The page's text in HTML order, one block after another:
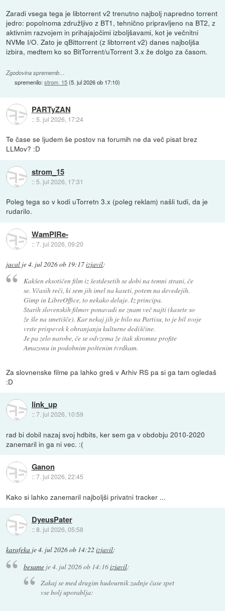
Zaradi vsega tega je libtorrent v2 trenutno najbolj napredno torrent
jedro: popolnoma združljivo z BT1, tehnično pripravljeno na BT2, z
aktivnim razvojem in prihajajočimi izboljšavami, kot je večnitni
NVMe I/O. Zato je qBittorrent (z libtorrent v2) danes najboljša
izbira, medtem ko so BitTorrent/uTorrent 3.x že dolgo za časom.
Zgodovina sprememb…
spremenilo:strom_15(5. jul 2026 ob 17:10)
PARTyZAN
::5. jul 2026, 17:24
Te čase se ljudem še postov na forumih ne da več pisat brez
LLMov? :D
strom_15
:: 5. jul 2026, 17:31
Poleg tega so v kodi uTorretn 3.x (poleg reklam) našli tudi, da je
rudarilo.
WamPIRe-
::7. jul 2026, 09:20
jacal je4. jul 2026 ob 19:17izjavil:
Kakšen eksotičen film iz šestdesetih se dobi na temni strani, če
se. Včasih reči, ki sem jih imel na kaseti, potem na devedejih.
Gimp in LibreOffice, to nekako deluje. Iz principa.
Starih slovenskih filmov ponavadi ne znam več najti (kasete so
že šle na smetišče). Kar nekaj jih je bilo na Partisu, to je bil svoje
vrste prispevek k ohranjanju kulturne dediščine.
Je pa zelo narobe, če se odvzema že itak skromne profite
Amazonu in podobnim poštenim tvrdkam.
Za slovnenske filme pa lahko greš v Arhiv RS pa si ga tam ogledaš
:D
link_up
::7. jul 2026, 10:59
rad bi dobil nazaj svoj hdbits, ker sem ga v obdobju 2010-2020
zanemaril in ga ni vec. :(
Ganon
::7. jul 2026, 22:45
Kako si lahko zanemaril najboljši privatni tracker ...
DyeusPater
::8. jul 2026, 05:58
karafeka je4. jul 2026 ob 14:22 izjavil:
besameje4. jul 2026 ob 14:16izjavil:
Zakaj se med drugim hudournik zadnje čase spet
vse bolj uporablja: